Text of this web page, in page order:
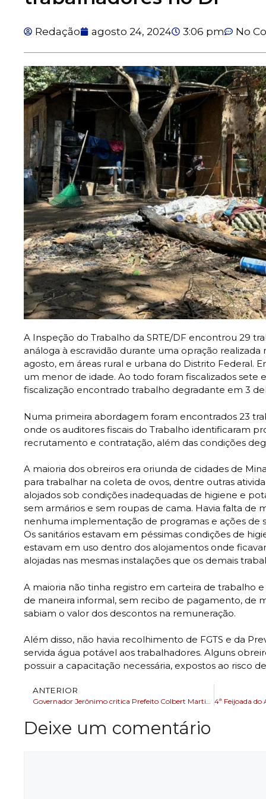
Redação agosto 24, 2024 3:06 pm No
A Inspeção do Trabalho da SRTE/DF encontrou 29
análoga à escravidão durante uma opração realizada
agosto, em áreas rural e urbana do Distrito Federal.
um menor de idade. Ao todo foram fiscalizados sete
fiscalização encontrado trabalho degradante em 3
Numa primeira abordagem foram encontrados 23
onde os auditores fiscais do Trabalho identificaram
recrutamento e contratação, além das condições
A maioria dos obreiros era oriunda de cidades de
para trabalhar na coleta de ovos, dentre outras
alojados sob condições inadequadas de higiene e
sem armários e sem roupas de cama. Havia falta de
nenhuma implementação de programas e ações de
Os sanitários estavam em péssimas condições de
estavam em uso dentro dos alojamentos onde
alojadas nas mesmas instalações que os demais
A maioria não tinha registro em carteira de trabalho
de maneira informal, sem recibo de pagamento, de
sabiam o valor dos descontos na remuneração.
Além disso, não havia recolhimento de FGTS e da
servida água potável aos trabalhadores. Alguns
possuir a capacitação necessária, expostos ao risco
ANTERIOR
Governador Jerônimo critica Prefeito Colbert Martins ”Blogueirinho” e lamenta a saúde Feira de Santana
Deixe um comentário